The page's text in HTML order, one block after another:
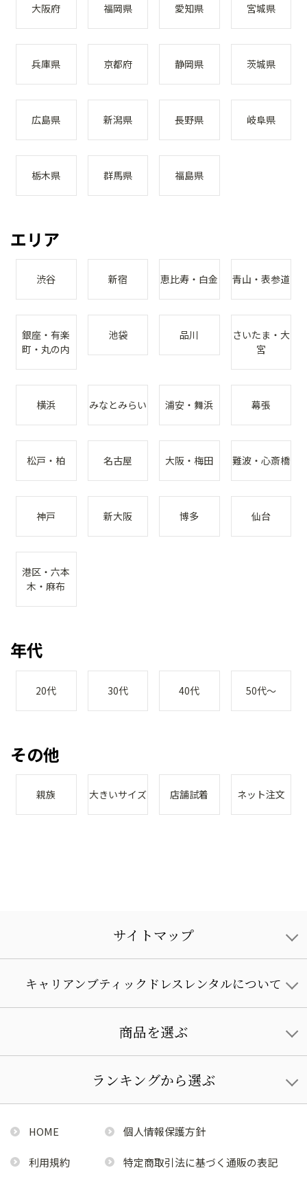
大阪府 福岡県 愛知県 宮城県
兵庫県 京都府 静岡県 茨城県
広島県 新潟県 長野県 岐阜県
栃木県 群馬県 福島県
エリア
渋谷 新宿 恵比寿・白金 青山・表参道
銀座・有楽
町・丸の内
池袋 品川
さいたま・大
宮
横浜 みなとみらい 浦安・舞浜 幕張
松戸・柏 名古屋 大阪・梅田 難波・心斎橋
神戸 新大阪 博多 仙台
港区・六本
木・麻布
年代
20代 30代 40代 50代～
その他
親族 大きいサイズ 店舗試着 ネット注文
サイトマップ
キャリアンブティックドレスレンタルについて
商品を選ぶ
ランキングから選ぶ
HOME 個人情報保護方針
利用規約 特定商取引法に基づく通販の表記